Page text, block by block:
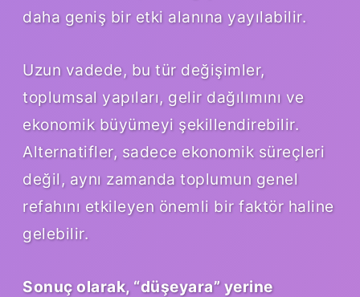
daha geniş bir etki alanına yayılabilir.
Uzun vadede, bu tür değişimler,
toplumsal yapıları, gelir dağılımını ve
ekonomik büyümeyi şekillendirebilir.
Alternatifler, sadece ekonomik süreçleri
değil, aynı zamanda toplumun genel
refahını etkileyen önemli bir faktör haline
gelebilir.
Sonuç olarak, “düşeyara” yerine